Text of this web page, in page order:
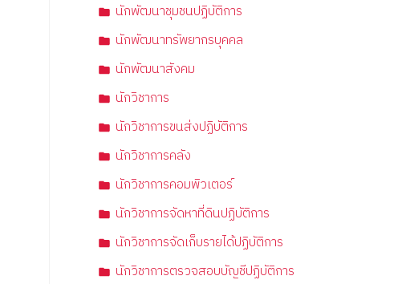
นักพัฒนาชุมชนปฏิบัติการ
นักพัฒนาทรัพยากรบุคคล
นักพัฒนาสังคม
นักวิชาการ
นักวิชาการขนส่งปฏิบัติการ
นักวิชาการคลัง
นักวิชาการคอมพิวเตอร์
นักวิชาการจัดหาที่ดินปฏิบัติการ
นักวิชาการจัดเก็บรายได้ปฏิบัติการ
นักวิชาการตรวจสอบบัญชีปฏิบัติการ